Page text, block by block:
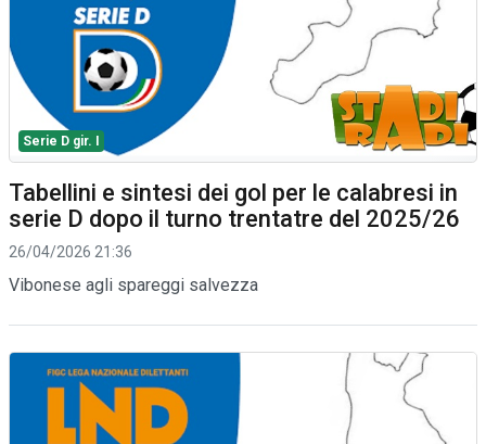
Serie D gir. I
Tabellini e sintesi dei gol per le calabresi in
serie D dopo il turno trentatre del 2025/26
26/04/2026 21:36
Vibonese agli spareggi salvezza